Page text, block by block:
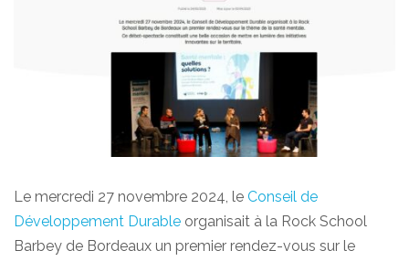
Le mercredi 27 novembre 2024, le Conseil de
Développement Durable organisait à la Rock School
Barbey de Bordeaux un premier rendez-vous sur le